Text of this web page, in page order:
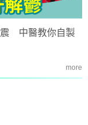
中醫教你自製
more